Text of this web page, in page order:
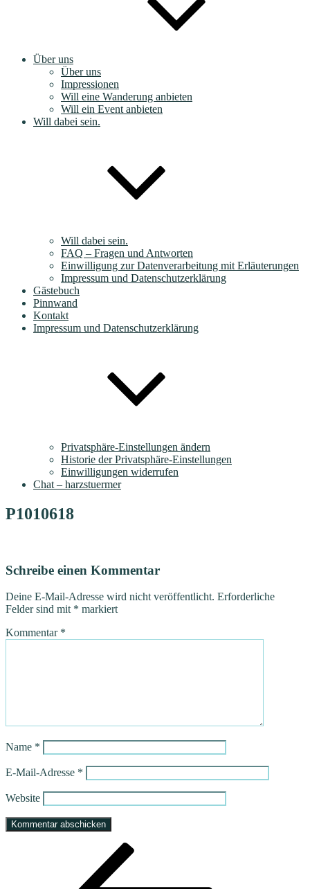
Über uns
Über uns
Impressionen
Will eine Wanderung anbieten
Will ein Event anbieten
Will dabei sein.
Will dabei sein.
FAQ – Fragen und Antworten
Einwilligung zur Datenverarbeitung mit Erläuterungen
Impressum und Datenschutzerklärung
Gästebuch
Pinnwand
Kontakt
Impressum und Datenschutzerklärung
Privatsphäre-Einstellungen ändern
Historie der Privatsphäre-Einstellungen
Einwilligungen widerrufen
Chat – harzstuermer
P1010618
Schreibe einen Kommentar
Deine E-Mail-Adresse wird nicht veröffentlicht. Erforderliche
Felder sind mit * markiert
Kommentar *
Name *
E-Mail-Adresse *
Website
Beitragsnavigation